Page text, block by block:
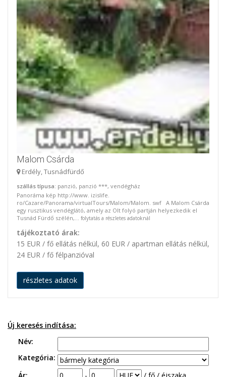
Malom Csárda
Erdély, Tusnádfürdő
szállás típusa: panzió, panzió ***, vendégház
Panoráma kép http://www. izislife.
ro/Cazare/Panorama/virtualTours/Malom/Malom. swf A Malom Csárda
egy rusztikus vendéglátó, amely az Olt folyó partján helyezkedik el
Tusnád Fürdő szélén,... folytatás a részletes adatoknál
tájékoztató árak:
15 EUR / fő ellátás nélkül, 60 EUR / apartman ellátás nélkül,
24 EUR / fő félpanzióval
részletes adatok
Új keresés indítása:
Név:
Kategória: